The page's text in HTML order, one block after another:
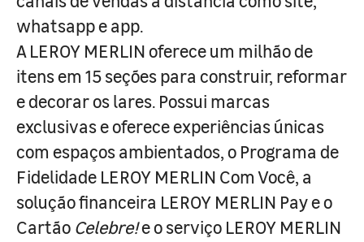
whatsapp e app.
A LEROY MERLIN oferece um milhão de
itens em 15 seções para construir, reformar
e decorar os lares. Possui marcas
exclusivas e oferece experiências únicas
com espaços ambientados, o Programa de
Fidelidade LEROY MERLIN Com Você, a
solução financeira LEROY MERLIN Pay e o
Cartão Celebre!e o serviço LEROY MERLIN